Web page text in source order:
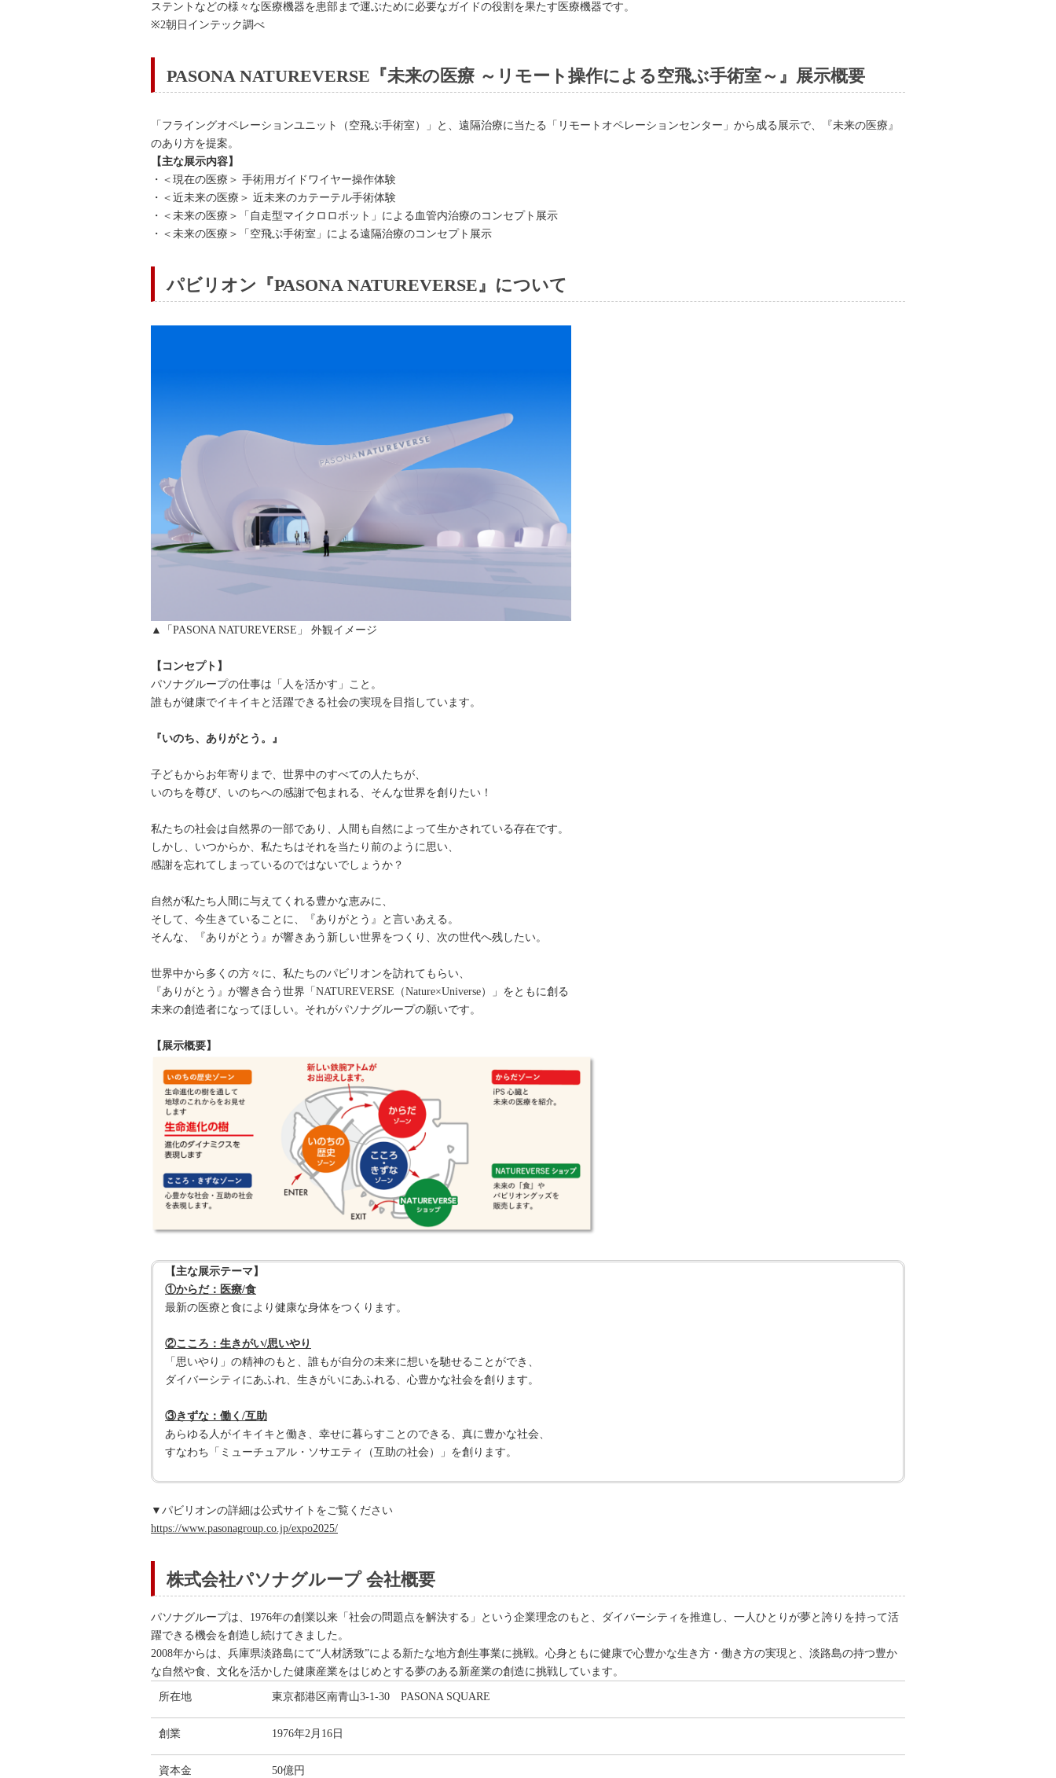
ステントなどの様々な医療機器を患部まで運ぶために必要なガイドの役割を果たす医療機器です。
※2朝日インテック調べ
PASONA NATUREVERSE『未来の医療 ～リモート操作による空飛ぶ手術室～』展示概要
「フライングオペレーションユニット（空飛ぶ手術室）」と、遠隔治療に当たる「リモートオペレーションセンター」から成る展示で、『未来の医療』
のあり方を提案。
【主な展示内容】
・＜現在の医療＞ 手術用ガイドワイヤー操作体験
・＜近未来の医療＞ 近未来のカテーテル手術体験
・＜未来の医療＞「自走型マイクロロボット」による血管内治療のコンセプト展示
・＜未来の医療＞「空飛ぶ手術室」による遠隔治療のコンセプト展示
パビリオン『PASONA NATUREVERSE』について
▲「PASONA NATUREVERSE」 外観イメージ
【コンセプト】
パソナグループの仕事は「人を活かす」こと。
誰もが健康でイキイキと活躍できる社会の実現を目指しています。
『いのち、ありがとう。』
子どもからお年寄りまで、世界中のすべての人たちが、
いのちを尊び、いのちへの感謝で包まれる、そんな世界を創りたい！
私たちの社会は自然界の一部であり、人間も自然によって生かされている存在です。
しかし、いつからか、私たちはそれを当たり前のように思い、
感謝を忘れてしまっているのではないでしょうか？
自然が私たち人間に与えてくれる豊かな恵みに、
そして、今生きていることに、『ありがとう』と言いあえる。
そんな、『ありがとう』が響きあう新しい世界をつくり、次の世代へ残したい。
世界中から多くの方々に、私たちのパビリオンを訪れてもらい、
『ありがとう』が響き合う世界「NATUREVERSE（Nature×Universe）」をともに創る
未来の創造者になってほしい。それがパソナグループの願いです。
【展示概要】
【主な展示テーマ】
①からだ：医療/食
最新の医療と食により健康な身体をつくります。
②こころ：生きがい/思いやり
「思いやり」の精神のもと、誰もが自分の未来に想いを馳せることができ、
ダイバーシティにあふれ、生きがいにあふれる、心豊かな社会を創ります。
③きずな：働く/互助
あらゆる人がイキイキと働き、幸せに暮らすことのできる、真に豊かな社会、
すなわち「ミューチュアル・ソサエティ（互助の社会）」を創ります。
▼パビリオンの詳細は公式サイトをご覧ください
https://www.pasonagroup.co.jp/expo2025/
株式会社パソナグループ 会社概要
パソナグループは、1976年の創業以来「社会の問題点を解決する」という企業理念のもと、ダイバーシティを推進し、一人ひとりが夢と誇りを持って活
躍できる機会を創造し続けてきました。
2008年からは、兵庫県淡路島にて“人材誘致”による新たな地方創生事業に挑戦。心身ともに健康で心豊かな生き方・働き方の実現と、淡路島の持つ豊か
な自然や食、文化を活かした健康産業をはじめとする夢のある新産業の創造に挑戦しています。
所在地 東京都港区南青山3-1-30 PASONA SQUARE
創業 1976年2月16日
資本金 50億円